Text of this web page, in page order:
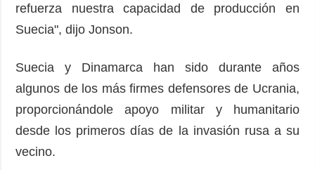
refuerza nuestra capacidad de producción en
Suecia", dijo Jonson.
Suecia y Dinamarca han sido durante años
algunos de los más firmes defensores de Ucrania,
proporcionándole apoyo militar y humanitario
desde los primeros días de la invasión rusa a su
vecino.